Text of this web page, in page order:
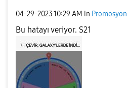
‎04-29-202310:29 AM in Promosyon
Bu hatayı veriyor. S21